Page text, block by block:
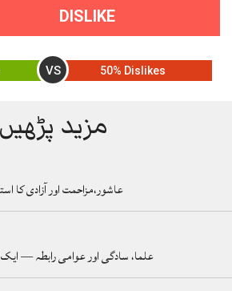
DISLIKE
VS 50% Dislikes
مزید پڑھیں
عاشور،مزاحمت اور آزادی کا
علما، سادگی اور عوامی رابطہ —